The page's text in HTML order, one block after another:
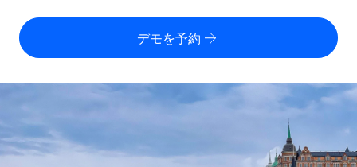
Contractor of Record
世界中の契約社員と法令を遵守して契約
世界中の契約社員をオンボーディングし、管理
複雑な雇用関連業務を外部委託
Remoteを他社と比較
成長の段階
スタートアップ
従業員コスト計算ツール
契約社員の報酬計算ツール
グローバルな契約社員向けに、通貨オプションと支払スピー
ドを確認する
English
Français
ログイン
デモを予約